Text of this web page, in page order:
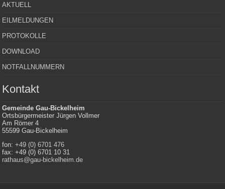
AKTUELL
EILMELDUNGEN
PROTOKOLLE
DOWNLOAD
NOTFALLNUMMERN
Kontakt
Gemeinde Gau-Bickelheim
Ortsbürgermeister Jürgen Vollmer
Am Römer 4
55599 Gau-Bickelheim
fon:+49 (0) 6701 476
fax: +49 (0) 6701 10 31
rathaus@gau-bickelheim.de